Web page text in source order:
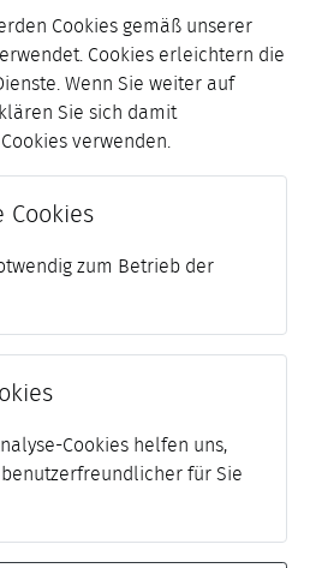
Cookies gemäß unserer
Cookies erleichtern die
Wenn Sie weiter auf
Sie sich damit
verwenden.
Cookies
zum Betrieb der
Cookies helfen uns,
für Sie
1-10 von 15 «« « 1 2 »